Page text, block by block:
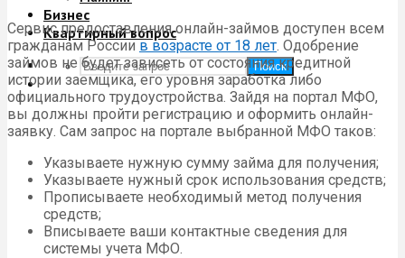
Бизнес
Квартирный вопрос
Поиск
Сервис предоставления онлайн-займов доступен всем
гражданам Россиив возрасте от 18 лет. Одобрение
займов не будет зависеть от состояния кредитной
истории заемщика, его уровня заработка либо
официального трудоустройства. Зайдя на портал МФО,
вы должны пройти регистрацию и оформить онлайн-
заявку. Сам запрос на портале выбранной МФО таков:
Указываете нужную сумму займа для получения;
Указываете нужный срок использования средств;
Прописываете необходимый метод получения
средств;
Вписываете ваши контактные сведения для
системы учета МФО.